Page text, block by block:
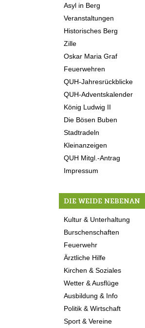
Asyl in Berg
Veranstaltungen
Historisches Berg
Zille
Oskar Maria Graf
Feuerwehren
QUH-Jahresrückblicke
QUH-Adventskalender
König Ludwig II
Die Bösen Buben
Stadtradeln
Kleinanzeigen
QUH Mitgl.-Antrag
Impressum
DIE WEIDE NEBENAN
Kultur & Unterhaltung
Burschenschaften
Feuerwehr
Ärztliche Hilfe
Kirchen & Soziales
Wetter & Ausflüge
Ausbildung & Info
Politik & Wirtschaft
Sport & Vereine